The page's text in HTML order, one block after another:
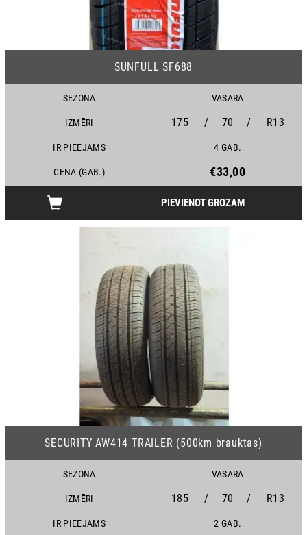
SUNFULL SF688
SEZONA VASARA
IZMĒRI 175 / 70 / R13
IR PIEEJAMS 4 GAB.
CENA (GAB.) €33,00
PIEVIENOT GROZAM
SECURITY AW414 TRAILER (500km brauktas)
SEZONA VASARA
IZMĒRI 185 / 70 / R13
IR PIEEJAMS 2 GAB.